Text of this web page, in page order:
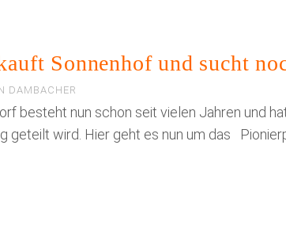
Sonnenhof und sucht
DAMBACHER
besteht nun schon seit vielen Jahren und
geteilt wird. Hier geht es nun um das